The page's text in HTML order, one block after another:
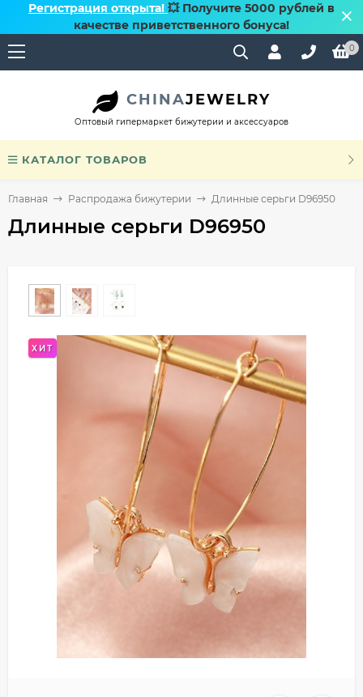
Регистрация открыта! 💥 Получите 5000 рублей в
качестве приветственного бонуса!
0
CHINAJEWELRY
Оптовый гипермаркет бижутерии и аксессуаров
КАТАЛОГ ТОВАРОВ
Главная Распродажа бижутерии Длинные серьги D96950
Длинные серьги D96950
ХИТ